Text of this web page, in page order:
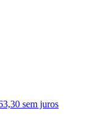
sem juros